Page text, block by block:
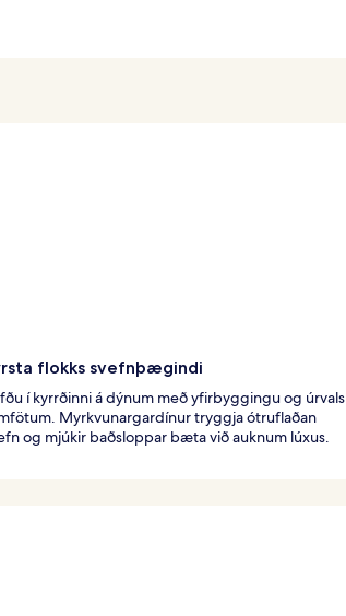
flokks svefnþægindi
í kyrrðinni á dýnum með yfirbyggingu og úrvals
Myrkvunargardínur tryggja ótruflaðan
og mjúkir baðsloppar bæta við auknum lúxus.